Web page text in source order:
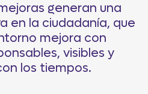
generan una
en la ciudadanía, que
mejora con
visibles y
los tiempos.